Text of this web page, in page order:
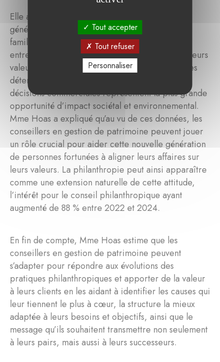
Elle a poursuivi en soulignant que la nouvelle
génération réévalue activement les héritages
familiaux et prend l’initiative d’aligner les
entreprises familiales et les investissements sur leurs
valeurs. Une étude de Pictet révèle que les jeunes
détenteurs de patrimoine estiment que leurs
décisions commerciales représentent la plus grande
opportunité d’impact sociétal et environnemental.
Mme Hoas a expliqué qu’au vu de ces données, les
conseillers en gestion de patrimoine peuvent jouer
un rôle crucial pour aider cette nouvelle génération
de personnes fortunées à aligner leurs affaires sur
leurs valeurs. La philanthropie peut ainsi apparaître
comme une extension naturelle de cette attitude,
l’intérêt pour le conseil philanthropique ayant
augmenté de 88 % entre 2022 et 2024.
En fin de compte, Mme Hoas estime que les
conseillers en gestion de patrimoine peuvent
s’adapter pour répondre aux évolutions des
pratiques philanthropiques et apporter de la valeur
à leurs clients en les aidant à identifier les causes qui
leur tiennent le plus à cœur, la structure la mieux
adaptée à leurs besoins et objectifs, ainsi que le
message qu’ils souhaitent transmettre non seulement
à leurs pairs, mais aussi à leurs successeurs.
Tout accepter
Tout refuser
Personnaliser